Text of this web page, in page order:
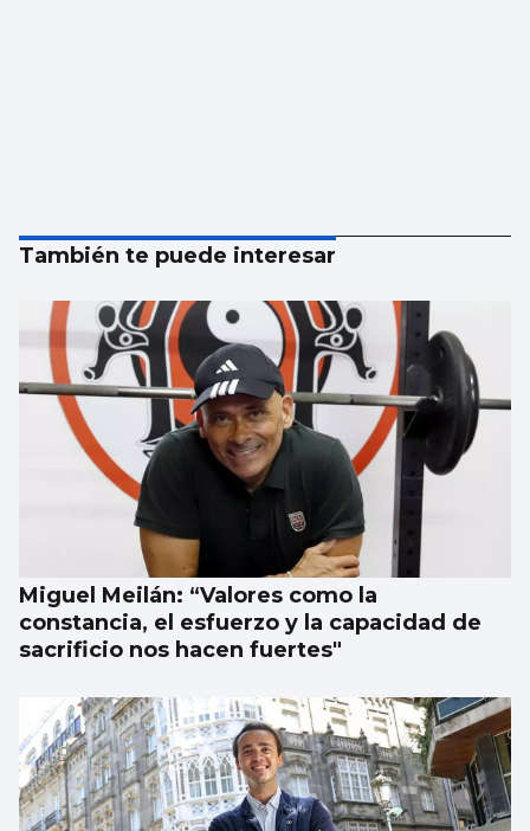
También te puede interesar
Miguel Meilán: “Valores como la
constancia, el esfuerzo y la capacidad de
sacrificio nos hacen fuertes"